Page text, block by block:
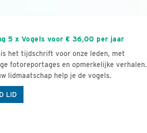
5 x Vogels voor € 36,00 per jaar
het tijdschrift voor onze leden, met
fotoreportages en opmerkelijke verhalen.
lidmaatschap help je de vogels.
LID